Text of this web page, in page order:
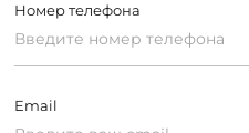
Номер телефона
Email